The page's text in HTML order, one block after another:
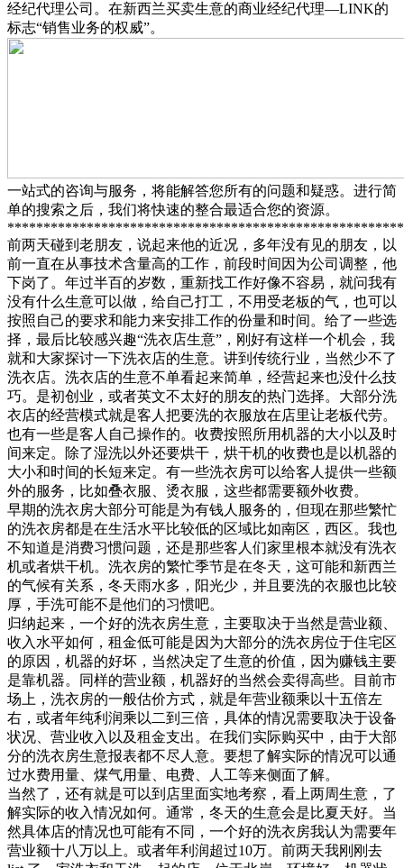
经纪代理公司。在新西兰买卖生意的商业经纪代理—LINK的
标志“销售业务的权威”。
一站式的咨询与服务，将能解答您所有的问题和疑惑。进行简
单的搜索之后，我们将快速的整合最适合您的资源。
前两天碰到老朋友，说起来他的近况，多年没有见的朋友，以
前一直在从事技术含量高的工作，前段时间因为公司调整，他
下岗了。年过半百的岁数，重新找工作好像不容易，就问我有
没有什么生意可以做，给自己打工，不用受老板的气，也可以
按照自己的要求和能力来安排工作的份量和时间。给了一些选
择，最后比较感兴趣“洗衣店生意”，刚好有这样一个机会，我
就和大家探讨一下洗衣店的生意。 讲到传统行业，当然少不了
洗衣店。洗衣店的生意不单看起来简单，经营起来也没什么技
巧。是初创业，或者英文不太好的朋友的热门选择。大部分洗
衣店的经营模式就是客人把要洗的衣服放在店里让老板代劳。
也有一些是客人自己操作的。收费按照所用机器的大小以及时
间来定。除了湿洗以外还要烘干，烘干机的收费也是以机器的
大小和时间的长短来定。有一些洗衣房可以给客人提供一些额
外的服务，比如叠衣服、烫衣服，这些都需要额外收费。
早期的洗衣房大部分可能是为有钱人服务的，但现在那些繁忙
的洗衣房都是在生活水平比较低的区域比如南区，西区。我也
不知道是消费习惯问题，还是那些客人们家里根本就没有洗衣
机或者烘干机。洗衣房的繁忙季节是在冬天，这可能和新西兰
的气候有关系，冬天雨水多，阳光少，并且要洗的衣服也比较
厚，手洗可能不是他们的习惯吧。
归纳起来，一个好的洗衣房生意，主要取决于当然是营业额、
收入水平如何，租金低可能是因为大部分的洗衣房位于住宅区
的原因，机器的好坏，当然决定了生意的价值，因为赚钱主要
是靠机器。同样的营业额，机器好的当然会卖得高些。目前市
场上，洗衣房的一般估价方式，就是年营业额乘以十五倍左
右，或者年纯利润乘以二到三倍，具体的情况需要取决于设备
状况、营业收入以及租金支出。在我们实际购买中，由于大部
分的洗衣房生意报表都不尽人意。要想了解实际的情况可以通
过水费用量、煤气用量、电费、人工等来侧面了解。
当然了，还有就是可以到店里面实地考察，看上两周生意，了
解实际的收入情况如何。通常，冬天的生意会是比夏天好。当
然具体店的情况也可能有不同，一个好的洗衣房我认为需要年
营业额十八万以上。或者年利润超过10万。前两天我刚刚去